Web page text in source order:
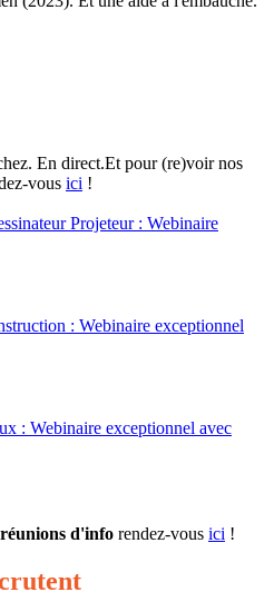
En direct.Et pour (re)voir nos
vous ici !
Projeteur : Webinaire
: Webinaire exceptionnel
: Webinaire exceptionnel avec
réunions d'info rendez-vous ici !